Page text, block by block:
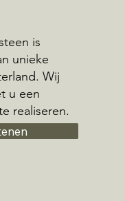
is
unieke
Wij
u een
realiseren.